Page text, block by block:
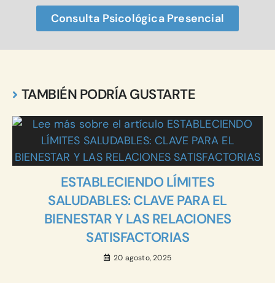
Consulta Psicológica Presencial
TAMBIÉN PODRÍA GUSTARTE
ESTABLECIENDO LÍMITES
SALUDABLES: CLAVE PARA EL
BIENESTAR Y LAS RELACIONES
SATISFACTORIAS
20 agosto, 2025